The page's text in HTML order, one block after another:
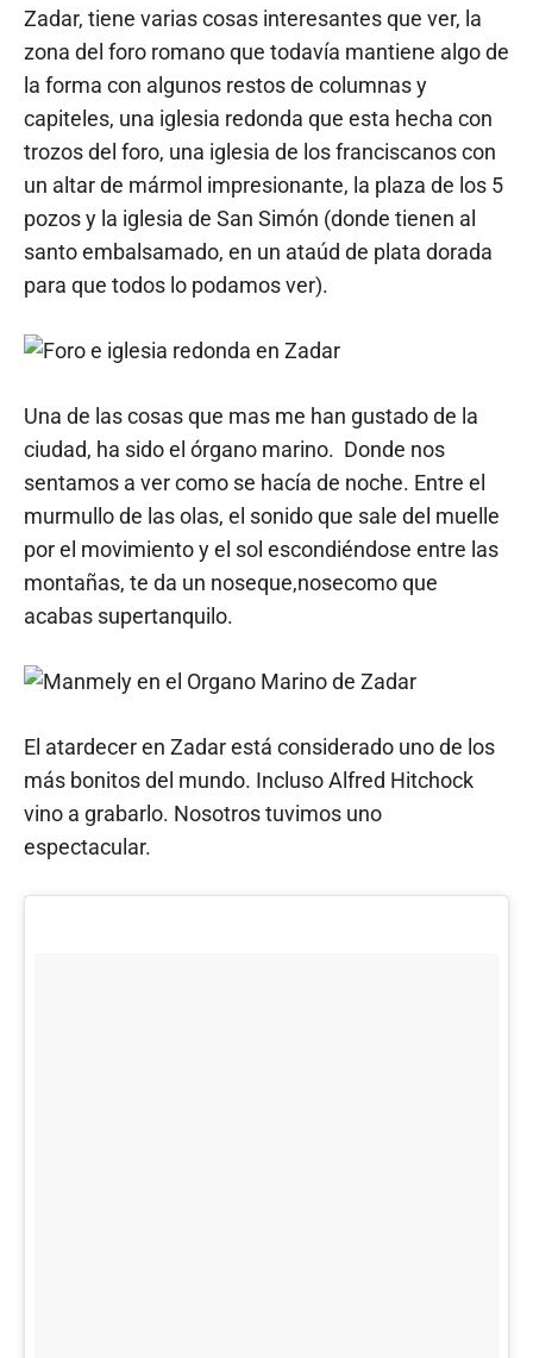
Zadar, tiene varias cosas interesantes que ver, la
zona del foro romano que todavía mantiene algo de
la forma con algunos restos de columnas y
capiteles, una iglesia redonda que esta hecha con
trozos del foro, una iglesia de los franciscanos con
un altar de mármol impresionante, la plaza de los 5
pozos y la iglesia de San Simón (donde tienen al
santo embalsamado, en un ataúd de plata dorada
para que todos lo podamos ver).
Una de las cosas que mas me han gustado de la
ciudad, ha sido el órgano marino. Donde nos
sentamos a ver como se hacía de noche. Entre el
murmullo de las olas, el sonido que sale del muelle
por el movimiento y el sol escondiéndose entre las
montañas, te da un noseque,nosecomo que
acabas supertanquilo.
El atardecer en Zadar está considerado uno de los
más bonitos del mundo. Incluso Alfred Hitchock
vino a grabarlo. Nosotros tuvimos uno
espectacular.